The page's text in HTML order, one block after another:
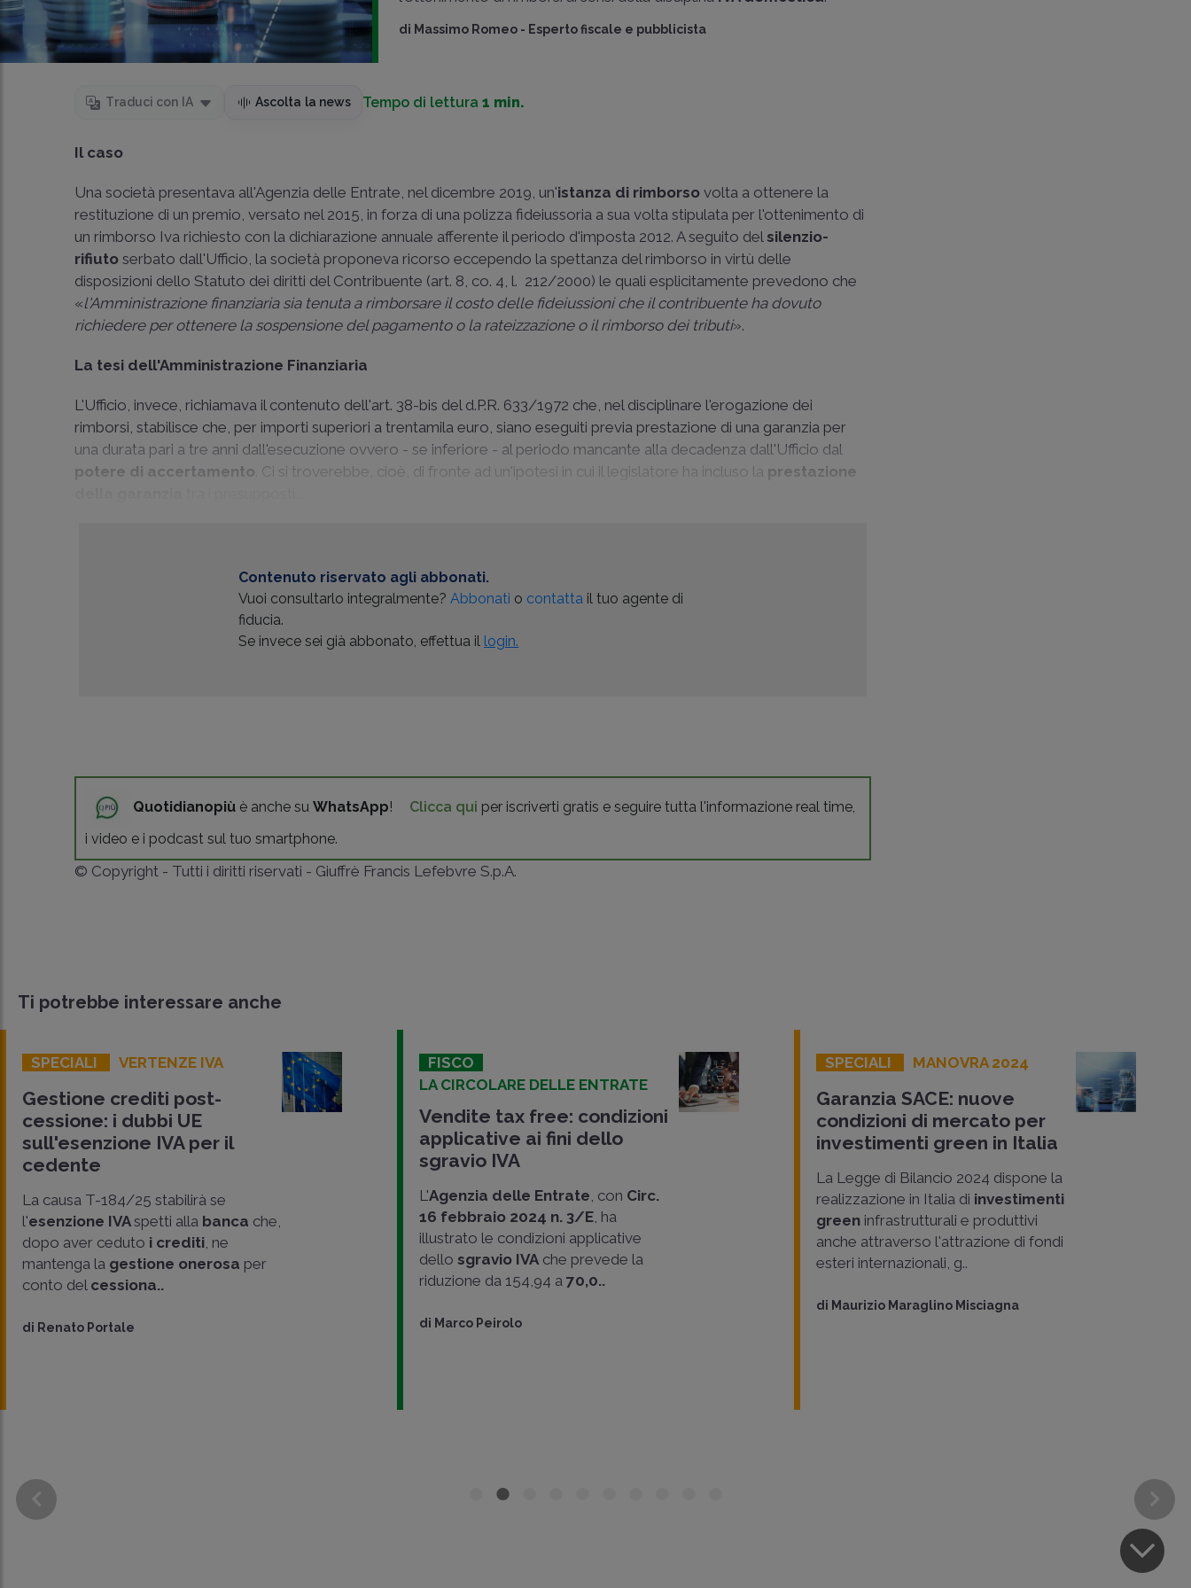
di Massimo Romeo - Esperto fiscale e pubblicista
Traduci con IA Ascolta la news Tempo di lettura1 min.
Il caso
Una società presentava all'Agenzia delle Entrate, nel dicembre 2019, un'istanza di rimborso volta a ottenere la
restituzione di un premio, versato nel 2015, in forza di una polizza fideiussoria a sua volta stipulata per l'ottenimento di
un rimborso Iva richiesto con la dichiarazione annuale afferente il periodo d'imposta 2012. A seguito del silenzio-
rifiuto serbato dall'Ufficio, la società proponeva ricorso eccependo la spettanza del rimborso in virtù delle
disposizioni dello Statuto dei diritti del Contribuente (art. 8, co. 4, l. 212/2000) le quali esplicitamente prevedono che
«l'Amministrazione finanziaria sia tenuta a rimborsare il costo delle fideiussioni che il contribuente ha dovuto
richiedere per ottenere la sospensione del pagamento o la rateizzazione o il rimborso dei tributi».
La tesi dell'Amministrazione Finanziaria
L'Ufficio, invece, richiamava il contenuto dell'art. 38-bis del d.P.R. 633/1972 che, nel disciplinare l'erogazione dei
rimborsi, stabilisce che, per importi superiori a trentamila euro, siano eseguiti previa prestazione di una garanzia per
una durata pari a tre anni dall'esecuzione ovvero - se inferiore - al periodo mancante alla decadenza dall'Ufficio dal
potere di accertamento . Ci si troverebbe, cioè, di fronte ad un'ipotesi in cui il legislatore ha incluso la prestazione
Contenuto riservato agli abbonati.
Vuoi consultarlo integralmente?Abbonati o contatta il tuo agente di
fiducia.
Se invece sei già abbonato, effettua il login.
Quotidianopiù è anche suWhatsApp! Clicca qui per iscriverti gratis e seguire tutta l'informazione real time,
i video e i podcast sul tuo smartphone.
© Copyright - Tutti i diritti riservati - Giuffrè Francis Lefebvre S.p.A.
Ti potrebbe interessare anche
SPECIALI VERTENZE IVA
Gestione crediti post-
cessione: i dubbi UE
sull'esenzione IVA per il
cedente
La causa T-184/25 stabilirà se
l'esenzione IVAspetti alla banca che,
dopo aver ceduto i crediti , ne
mantenga la gestione onerosa per
conto del cessiona..
di Renato Portale
FISCO
LA CIRCOLARE DELLE ENTRATE
Vendite tax free: condizioni
applicative ai fini dello
sgravio IVA
L'Agenzia delle Entrate , con Circ.
16 febbraio 2024 n. 3/E , ha
illustrato le condizioni applicative
dello sgravio IVA che prevede la
riduzione da 154,94 a 70,0..
di Marco Peirolo
SPECIALI MANOVRA 2024
Garanzia SACE: nuove
condizioni di mercato per
investimenti green in Italia
La Legge di Bilancio 2024 dispone la
realizzazione in Italia di investimenti
green infrastrutturali e produttivi
anche attraverso l'attrazione di fondi
esteri internazionali, g..
di Maurizio Maraglino Misciagna